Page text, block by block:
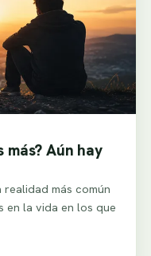
más? Aún hay
más común
en la vida en los que